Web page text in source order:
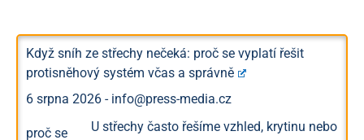
Když sníh ze střechy nečeká: proč se vyplatí řešit
protisněhový systém včas a správně
6 srpna 2026 - info@press-media.cz
U střechy často řešíme vzhled, krytinu nebo